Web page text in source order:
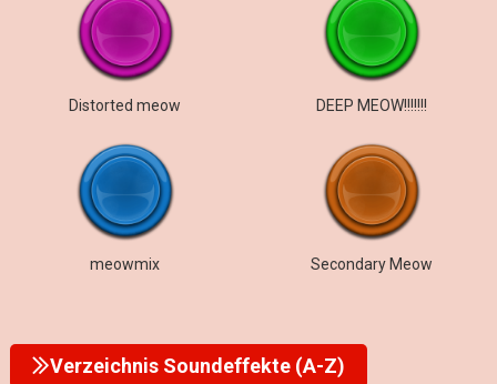
Distorted meow DEEP MEOW!!!!!!!
meowmix Secondary Meow
Verzeichnis Soundeffekte (A-Z)